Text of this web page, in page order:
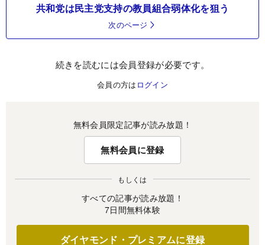
共和党は民主党支持の教員組合弱体化を狙う
次のページ
続きを読むには会員登録が必要です。
会員の方は ログイン
無料会員限定記事が読み放題！
無料会員に登録
もしくは
すべての記事が読み放題！
7日間無料体験
ダイヤモンド・プレミアムに登録